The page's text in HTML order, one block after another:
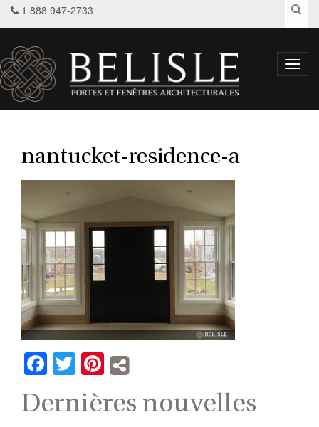
1 888 947-2733
nantucket-residence-a
Facebook
TwitterPinterest
Dernières nouvelles